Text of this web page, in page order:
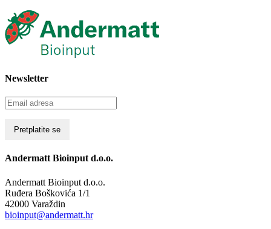
Newsletter
Andermatt Bioinput d.o.o.
Andermatt Bioinput d.o.o.
Ruđera Boškovića 1/1
42000 Varaždin
bioinput@andermatt.hr